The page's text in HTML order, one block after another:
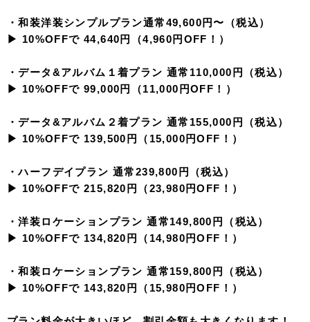
・和装洋装シンプルプラン通常49,600円〜（税込）
▶︎ 10%OFFで 44,640円（4,960円OFF！）
・データ&アルバム１着プラン 通常110,000円（税込）
▶︎ 10%OFFで 99,000円（11,000円OFF！）
・データ&アルバム２着プラン 通常155,000円（税込）
▶︎ 10%OFFで 139,500円（15,000円OFF！）
・ハーフデイプラン 通常239,800円（税込）
▶︎ 10%OFFで 215,820円（23,980円OFF！）
・洋装ロケーションプラン 通常149,800円（税込）
▶︎ 10%OFFで 134,820円（14,980円OFF！）
・和装ロケーションプラン 通常159,800円（税込）
▶︎ 10%OFFで 143,820円（15,980円OFF！）